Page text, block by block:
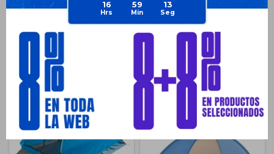
16 59 13
Productos que te pueden interesar